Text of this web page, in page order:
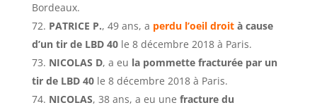
Bordeaux.
PATRICE P., 49 ans, a perdu l’oeil droità cause
d’un tir de LBD 40le 8 décembre 2018 à Paris.
NICOLAS D, a eu la pommette fracturée par un
tir de LBD 40le 8 décembre 2018 à Paris.
NICOLAS, 38 ans, a eu une fracture du